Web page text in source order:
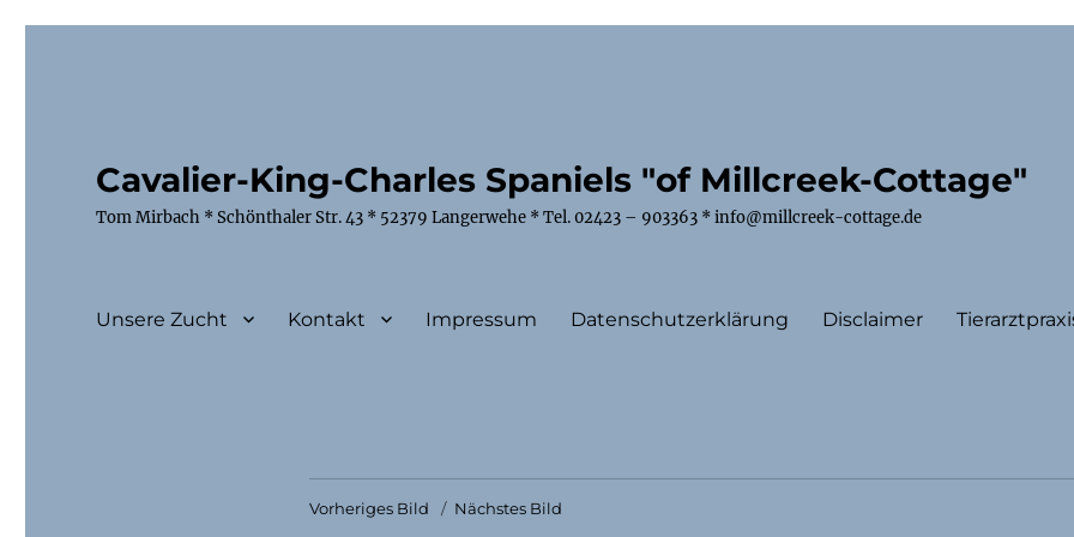
Cavalier-King-Charles Spaniels "of Millcreek-Cottage"
Tom Mirbach * Schönthaler Str. 43 * 52379 Langerwehe * Tel. 02423 – 903363 * info@millcreek-cottage.de
Unsere Zucht Kontakt Impressum Datenschutzerklärung Disclaimer
Vorheriges Bild Nächstes Bild